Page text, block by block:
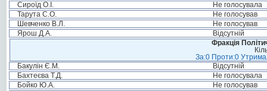
Сироїд О.І.
Не голосувала
Тарута С.О.
Не голосував
Шевченко В.Л.
Не голосував
Ярош Д.А.
Відсутній
Фракція
За:0 Проти:0
Бакулін Є.М.
Відсутній
Бахтеєва Т.Д.
Не голосувала
Бойко Ю.А.
Не голосував